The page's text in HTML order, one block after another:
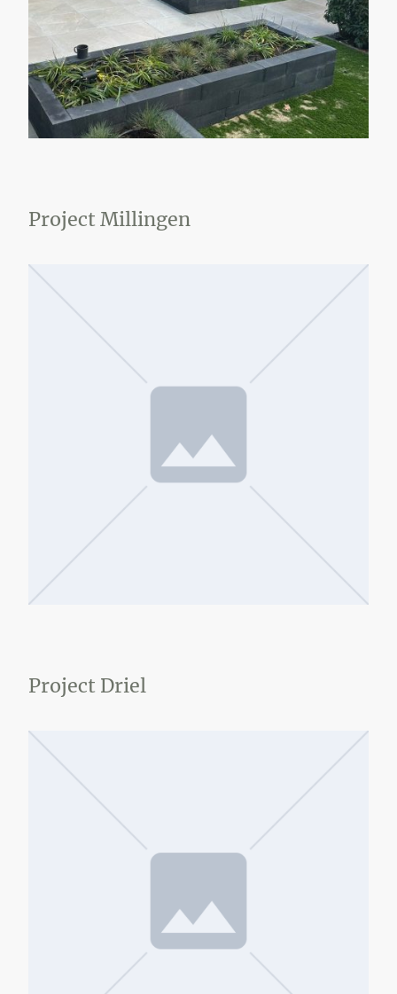
Project Millingen
Project Driel